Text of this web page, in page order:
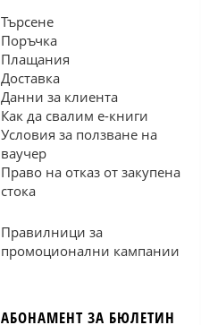
Търсене
Поръчка
Плащания
Доставка
Данни за клиента
Как да свалим е-книги
Условия за ползване на
ваучер
Право на отказ от закупена
стока
Правилници за
промоционални кампании
АБОНАМЕНТ ЗА БЮЛЕТИН